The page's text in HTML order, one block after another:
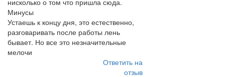
нисколько о том что пришла сюда.
Минусы
Устаешь к концу дня, это естественно,
разговаривать после работы лень
бывает. Но все это незначительные
мелочи
Ответить на
отзыв